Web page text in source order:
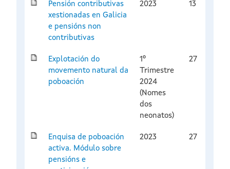
Pensión contributivas
xestionadas en Galicia
e pensións non
contributivas
2023 13
Explotación do
movemento natural da
poboación
1º
Trimestre
2024
(Nomes
dos
neonatos)
27
Enquisa de poboación
activa. Módulo sobre
pensións e
2023 27